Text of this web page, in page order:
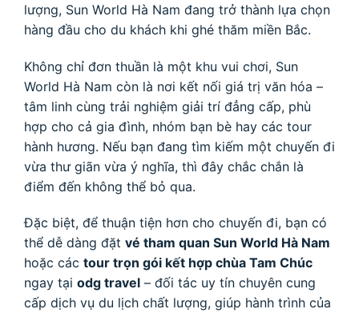
lượng, Sun World Hà Nam đang trở thành lựa chọn
hàng đầu cho du khách khi ghé thăm miền Bắc.
Không chỉ đơn thuần là một khu vui chơi, Sun
World Hà Nam còn là nơi kết nối giá trị văn hóa –
tâm linh cùng trải nghiệm giải trí đẳng cấp, phù
hợp cho cả gia đình, nhóm bạn bè hay các tour
hành hương. Nếu bạn đang tìm kiếm một chuyến đi
vừa thư giãn vừa ý nghĩa, thì đây chắc chắn là
điểm đến không thể bỏ qua.
Đặc biệt, để thuận tiện hơn cho chuyến đi, bạn có
thể dễ dàng đặt vé tham quan Sun World Hà Nam
hoặc các tour trọn gói kết hợp chùa Tam Chúc
ngay tại odg travel – đối tác uy tín chuyên cung
cấp dịch vụ du lịch chất lượng, giúp hành trình của